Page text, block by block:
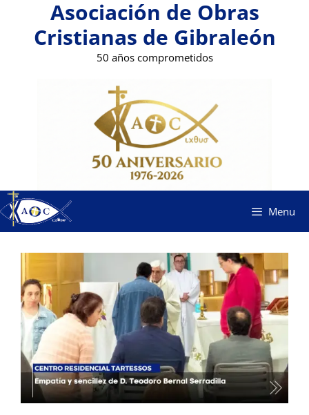
contenido
Asociación de Obras
Cristianas de Gibraleón
50 años comprometidos
Menu